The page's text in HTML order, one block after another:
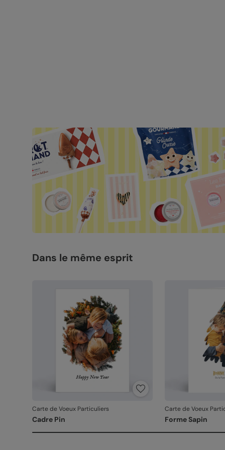
Dans le même esprit
Carte de Voeux Particuliers
Cadre Pin
Carte de Voeux
Forme Sapin